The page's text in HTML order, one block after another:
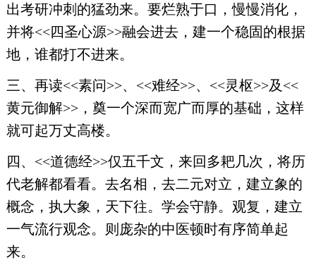
出考研冲刺的猛劲来。要烂熟于口，慢慢消化，
并将<<四圣心源>>融会进去，建一个稳固的根据
地，谁都打不进来。
三、再读<<素问>>、<<难经>>、<<灵枢>>及<<
黄元御解>>，奠一个深而宽广而厚的基础，这样
就可起万丈高楼。
四、<<道德经>>仅五千文，来回多耙几次，将历
代老解都看看。去名相，去二元对立，建立象的
概念，执大象，天下往。学会守静。观复，建立
一气流行观念。则庞杂的中医顿时有序简单起
来。